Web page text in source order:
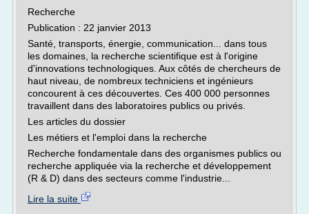
Recherche
Publication : 22 janvier 2013
Santé, transports, énergie, communication... dans tous
les domaines, la recherche scientifique est à l'origine
d'innovations technologiques. Aux côtés de chercheurs de
haut niveau, de nombreux techniciens et ingénieurs
concourent à ces découvertes. Ces 400 000 personnes
travaillent dans des laboratoires publics ou privés.
Les articles du dossier
Les métiers et l'emploi dans la recherche
Recherche fondamentale dans des organismes publics ou
recherche appliquée via la recherche et développement
(R & D) dans des secteurs comme l'industrie...
Lire la suite